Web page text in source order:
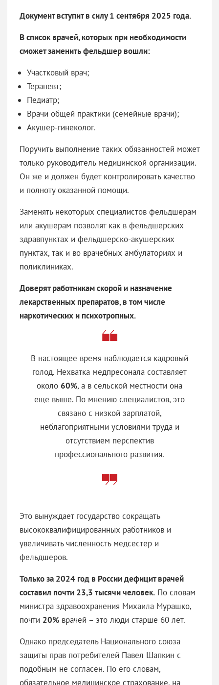
Документ вступит в силу 1 сентября 2025 года.
В список врачей, которых при необходимости
сможет заменить фельдшер вошли:
Участковый врач;
Терапевт;
Педиатр;
Врачи общей практики (семейные врачи);
Акушер-гинеколог.
Поручить выполнение таких обязанностей может
только руководитель медицинской организации.
Он же и должен будет контролировать качество
и полноту оказанной помощи.
Заменять некоторых специалистов фельдшерам
или акушерам позволят как в фельдшерских
здравпунктах и фельдшерско-акушерских
пунктах, так и во врачебных амбулаториях и
поликлиниках.
Доверят работникам скорой и назначение
лекарственных препаратов, в том числе
наркотических и психотропных.
В настоящее время наблюдается кадровый
голод. Нехватка медпресонала составляет
около 60%, а в сельской местности она
еще выше. По мнению специалистов, это
связано с низкой зарплатой,
неблагоприятными условиями труда и
отсутствием перспектив
профессионального развития.
Это вынуждает государство сокращать
высококвалифицированных работников и
увеличивать численность медсестер и
фельдшеров.
Только за 2024 год в России дефицит врачей
составил почти 23,3 тысячи человек. По словам
министра здравоохранения Михаила Мурашко,
почти 20% врачей – это люди старше 60 лет.
Однако председатель Национального союза
защиты прав потребителей Павел Шапкин с
подобным не согласен. По его словам,
обязательное медицинское страхование, на